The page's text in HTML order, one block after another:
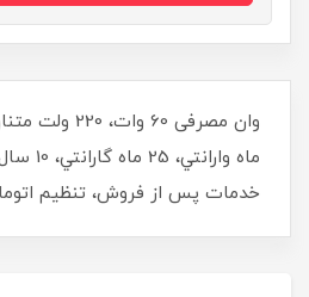
ماه
خدمات پس از فروش، تنظيم